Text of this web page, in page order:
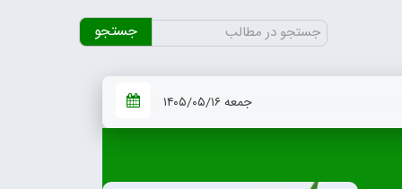
جستجو
برای:
جمعه ۱۴۰۵/۰۵/۱۶